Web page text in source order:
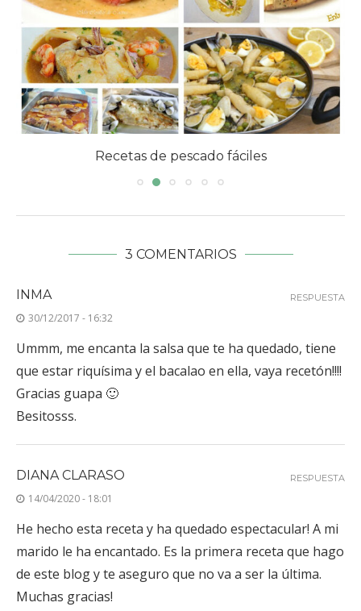
Recetas de pescado fáciles
3 COMENTARIOS
INMA
30/12/2017 - 16:32
Ummm, me encanta la salsa que te ha quedado, tiene
que estar riquísima y el bacalao en ella, vaya recetón!!!!
Gracias guapa 🙂
Besitosss.
RESPUESTA
DIANA CLARASO
14/04/2020 - 18:01
He hecho esta receta y ha quedado espectacular! A mi
marido le ha encantado. Es la primera receta que hago
de este blog y te aseguro que no va a ser la última.
Muchas gracias!
RESPUESTA